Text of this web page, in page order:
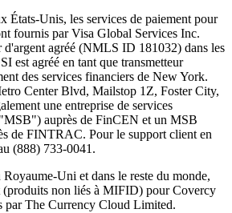
États-Unis, les services de paiement pour
fournis par Visa Global Services Inc.
agréé (NMLS ID 181032) dans les
est agréé en tant que transmetteur
des services financiers de New York.
Center Blvd, Mailstop 1Z, Foster City,
une entreprise de services
auprès de FinCEN et un MSB
de FINTRAC. Pour le support client en
(888) 733-0041.
Royaume-Uni et dans le reste du monde,
(produits non liés à MIFID) pour Covercy
par The Currency Cloud Limited.